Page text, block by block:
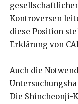
Kontroversen
diese Position
Erklärung von
Auch die
Die Shincheonji-